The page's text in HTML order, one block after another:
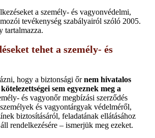
a személy- és vagyonvédelmi,
tevékenység szabályairól szóló 2005.
tehet a személy- és
hogy a biztonsági őrnem hivatalos
sem egyeznek meg a
és vagyonőr megbízási szerződés
és vagyontárgyak védelméről,
biztosításáról, feladatának ellátásához
rendelkezésére – ismerjük meg ezeket.